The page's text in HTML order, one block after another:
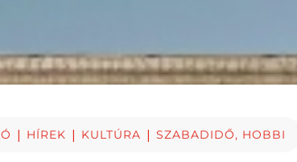
| HÍREK | KULTÚRA | SZABADIDŐ, HOBBI